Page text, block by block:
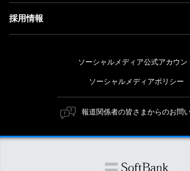
ガバナンス
人材戦略
経営方針
個人投資家の皆さまへ
株式と社債について
サステナビリティ トップ
トップメッセージ
ESG方針・体制
マテリアリティ（重要課題）
ESGの主な取り組み
採用情報
障がい者採用
ソーシャルメディア公式アカウン
ソーシャルメディアポリシー
報道関係者の皆さまからのお問